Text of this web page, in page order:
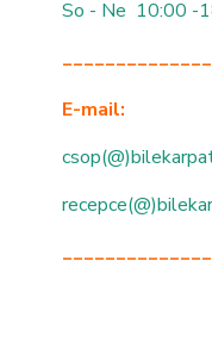
So - Ne 10:00 -
E-mail: